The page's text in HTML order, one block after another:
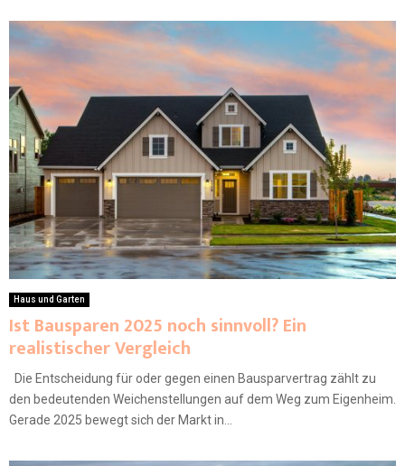
Haus und Garten
Ist Bausparen 2025 noch sinnvoll? Ein
realistischer Vergleich
Die Entscheidung für oder gegen einen Bausparvertrag zählt zu
den bedeutenden Weichenstellungen auf dem Weg zum Eigenheim.
Gerade 2025 bewegt sich der Markt in...